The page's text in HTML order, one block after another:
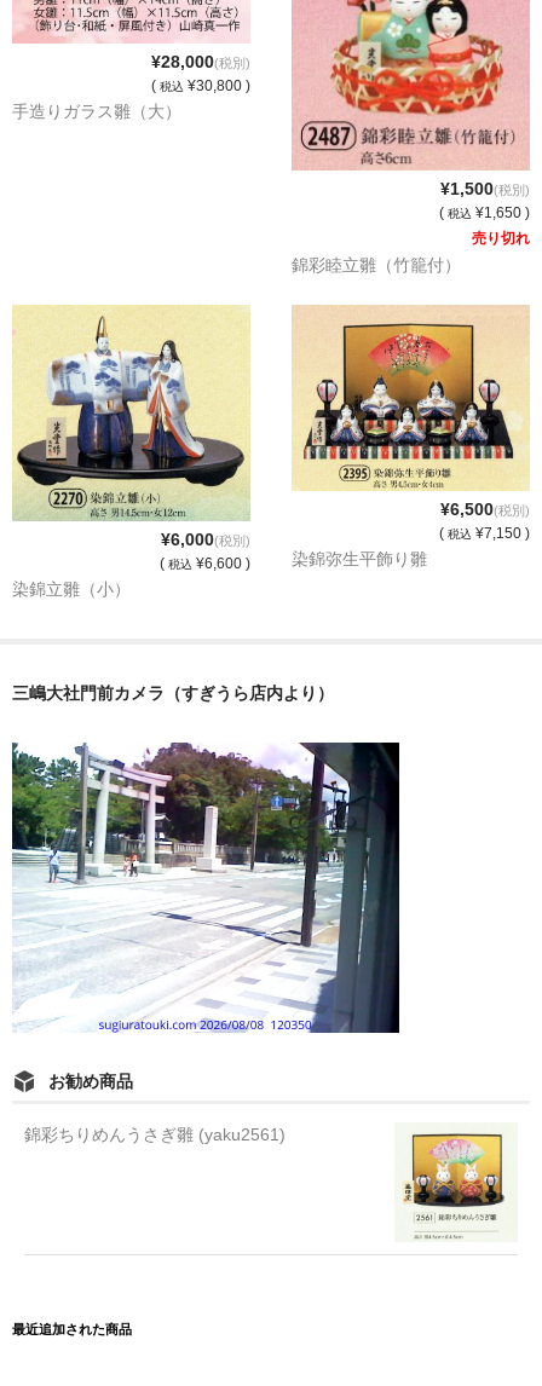
¥28,000(税別)
( 税込 ¥30,800 )
手造りガラス雛（大）
¥1,500(税別)
( 税込 ¥1,650 )
売り切れ
錦彩睦立雛（竹籠付）
¥6,000(税別)
( 税込 ¥6,600 )
染錦立雛（小）
¥6,500(税別)
( 税込 ¥7,150 )
染錦弥生平飾り雛
三嶋大社門前カメラ（すぎうら店内より）
お勧め商品
錦彩ちりめんうさぎ雛 (yaku2561)
最近追加された商品